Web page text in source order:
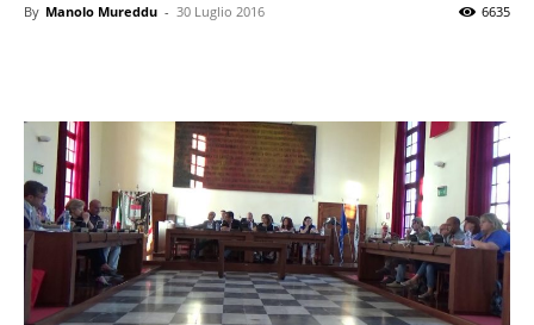
By Manolo Mureddu - 30 Luglio 2016 6635